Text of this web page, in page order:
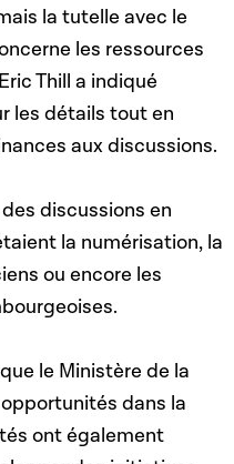
la tutelle avec le
les ressources
Thill a indiqué
les détails tout en
aux discussions.
discussions en
la numérisation, la
ou encore les
le Ministère de la
dans la
ont également